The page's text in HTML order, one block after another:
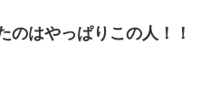
のはやっぱりこの人！！